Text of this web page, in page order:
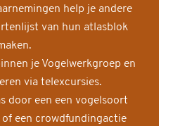
help je andere
van hun atlasblok
je Vogelwerkgroep en
via telexcursies.
door een een vogelsoort
een crowdfundingactie